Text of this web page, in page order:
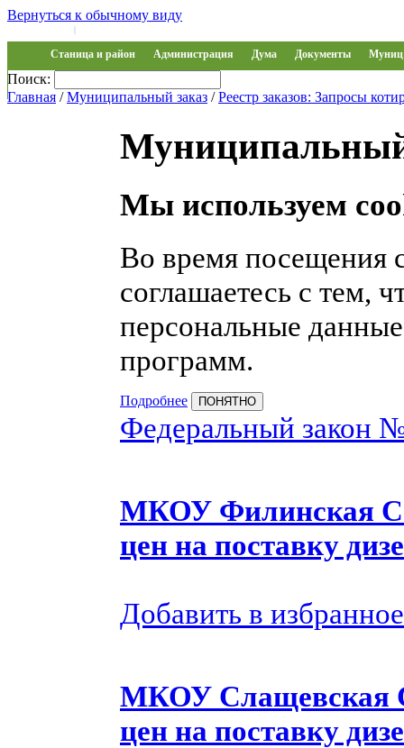
Вернуться к обычному виду
|
Станица и район Администрация Дума Документы Муниц
Обращения
Поиск:
Главная /Муниципальный заказ /Реестр заказов: Запросы
Муниципальный
Мы используем
Во время посещения
соглашаетесь с тем,
персональные
программ.
Подробнее ПОНЯТНО
Федеральный закон
МКОУ Филинская
цен на поставку
Добавить в избранное
МКОУ Слащевская
цен на поставку